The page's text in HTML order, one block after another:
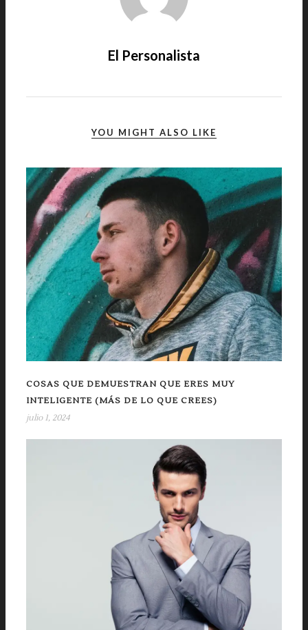
El Personalista
YOU MIGHT ALSO LIKE
COSAS QUE DEMUESTRAN QUE ERES MUY
INTELIGENTE (MÁS DE LO QUE CREES)
julio 1, 2024